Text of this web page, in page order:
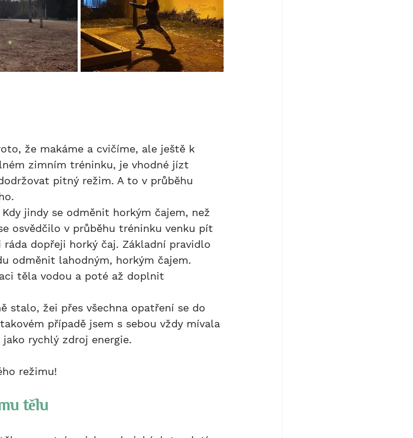
zimním tréninku, je vhodné jízt
pitný režim. A to v průběhu
osvědčilo v průběhu tréninku venku pít
dopřeji horký čaj. Základní pravidlo
odměnit lahodným, horkým čajem.
těla vodou a poté až doplnit
případě jsem s sebou vždy mívala
rychlý zdroj energie.
režimu!
tělu